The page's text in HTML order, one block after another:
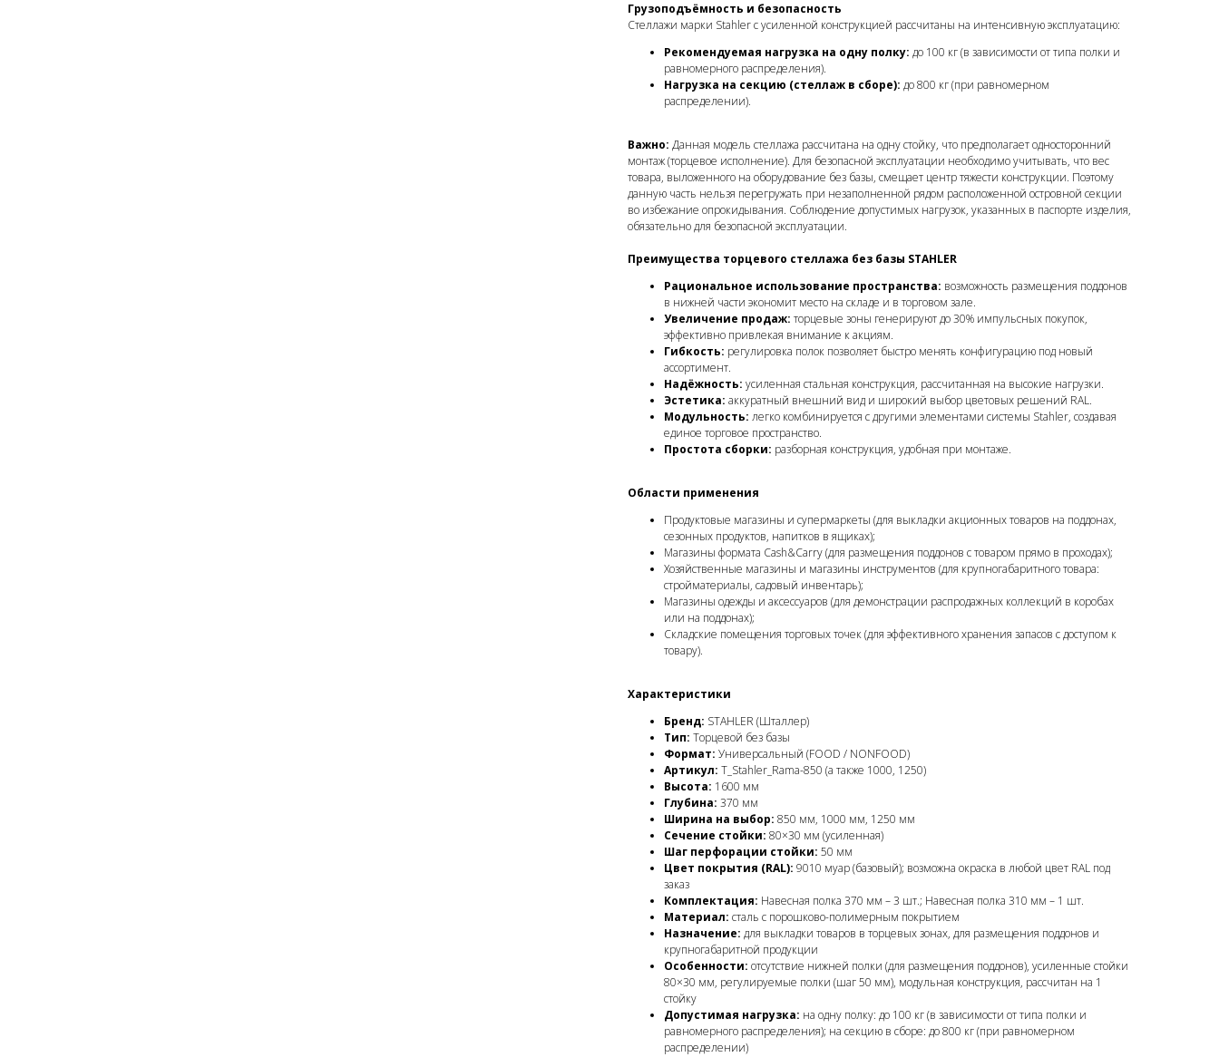
Грузоподъёмность и безопасность
Стеллажи марки Stahler с усиленной конструкцией рассчитаны на интенсивную эксплуатацию:
Рекомендуемая нагрузка на одну полку: до 100 кг (в зависимости от типа полки и
равномерного распределения).
Нагрузка на секцию (стеллаж в сборе): до 800 кг (при равномерном
распределении).
Важно: Данная модель стеллажа рассчитана на одну стойку, что предполагает односторонний
монтаж (торцевое исполнение). Для безопасной эксплуатации необходимо учитывать, что вес
товара, выложенного на оборудование без базы, смещает центр тяжести конструкции. Поэтому
данную часть нельзя перегружать при незаполненной рядом расположенной островной секции
во избежание опрокидывания. Соблюдение допустимых нагрузок, указанных в паспорте изделия,
обязательно для безопасной эксплуатации.
Преимущества торцевого стеллажа без базы STAHLER
Рациональное использование пространства: возможность размещения поддонов
в нижней части экономит место на складе и в торговом зале.
Увеличение продаж: торцевые зоны генерируют до 30% импульсных покупок,
эффективно привлекая внимание к акциям.
Гибкость: регулировка полок позволяет быстро менять конфигурацию под новый
ассортимент.
Надёжность: усиленная стальная конструкция, рассчитанная на высокие нагрузки.
Эстетика: аккуратный внешний вид и широкий выбор цветовых решений RAL.
Модульность: легко комбинируется с другими элементами системы Stahler, создавая
единое торговое пространство.
Простота сборки: разборная конструкция, удобная при монтаже.
Области применения
Продуктовые магазины и супермаркеты (для выкладки акционных товаров на поддонах,
сезонных продуктов, напитков в ящиках);
Магазины формата Cash&Carry (для размещения поддонов с товаром прямо в проходах);
Хозяйственные магазины и магазины инструментов (для крупногабаритного товара:
стройматериалы, садовый инвентарь);
Магазины одежды и аксессуаров (для демонстрации распродажных коллекций в коробах
или на поддонах);
Складские помещения торговых точек (для эффективного хранения запасов с доступом к
товару).
Характеристики
Бренд: STAHLER (Шталлер)
Тип: Торцевой без базы
Формат: Универсальный (FOOD / NONFOOD)
Артикул: T_Stahler_Rama-850 (а также 1000, 1250)
Высота: 1600 мм
Глубина: 370 мм
Ширина на выбор: 850 мм, 1000 мм, 1250 мм
Сечение стойки: 80×30 мм (усиленная)
Шаг перфорации стойки: 50 мм
Цвет покрытия (RAL): 9010 муар (базовый); возможна окраска в любой цвет RAL под
заказ
Комплектация: Навесная полка 370 мм – 3 шт.; Навесная полка 310 мм – 1 шт.
Материал: сталь с порошково-полимерным покрытием
Назначение: для выкладки товаров в торцевых зонах, для размещения поддонов и
крупногабаритной продукции
Особенности: отсутствие нижней полки (для размещения поддонов), усиленные стойки
80×30 мм, регулируемые полки (шаг 50 мм), модульная конструкция, рассчитан на 1
стойку
Допустимая нагрузка: на одну полку: до 100 кг (в зависимости от типа полки и
равномерного распределения); на секцию в сборе: до 800 кг (при равномерном
распределении)